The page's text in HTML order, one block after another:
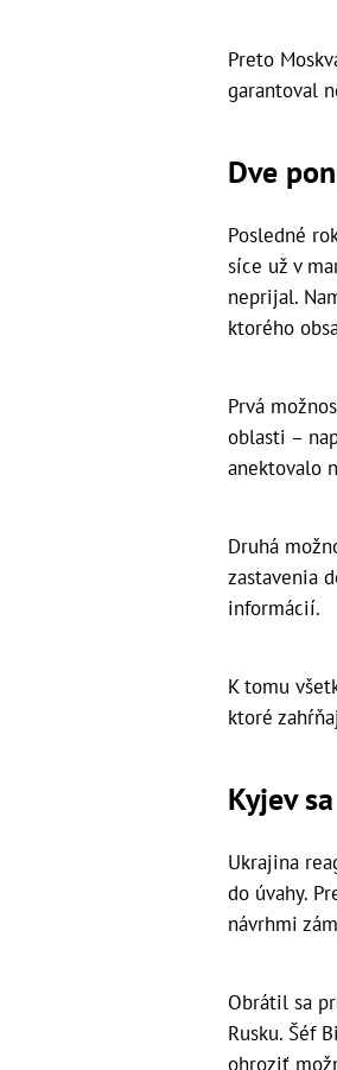
Preto
garantoval
Dve
Posledné
síce už v
neprijal.
ktorého
Prvá
oblasti –
anektovalo
Druhá
zastavenia
informácií.
K tomu
ktoré
Kyjev
Ukrajina
do úvahy.
návrhmi
Obrátil sa
Rusku. Šéf
ohroziť